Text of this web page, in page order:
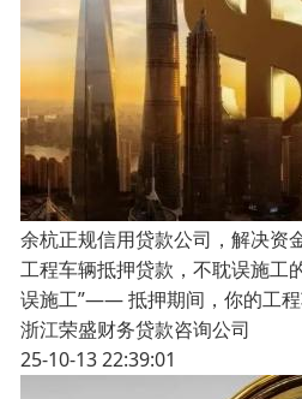
余杭正规信用贷款公司，解决资
工程车辆抵押贷款，不耽误施工
误施工”—— 抵押期间，你的工程
浙江荣盛财务贷款咨询公司
25-10-13 22:39:01